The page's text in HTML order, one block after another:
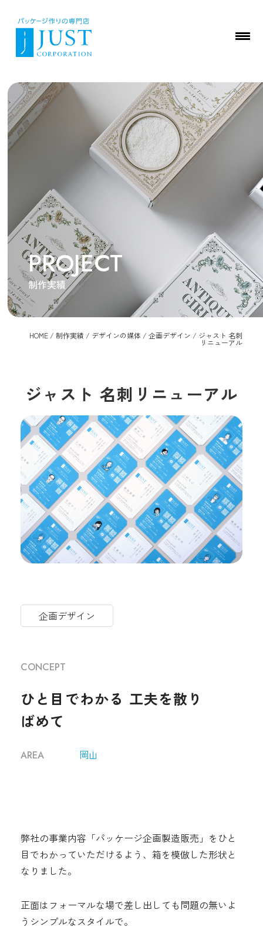
PROJECT
制作実績
HOME / 制作実績 / デザインの媒体 / 企画デザイン / ジャスト 名刺
リニューアル
ジャスト 名刺リニューアル
企画デザイン
CONCEPT
ひと目でわかる 工夫を散り
ばめて
AREA 岡山
弊社の事業内容「パッケージ企画製造販売」をひと
目でわかっていただけるよう、箱を模倣した形状と
なりました。
正面はフォーマルな場で差し出しても問題の無いよ
うシンプルなスタイルで。